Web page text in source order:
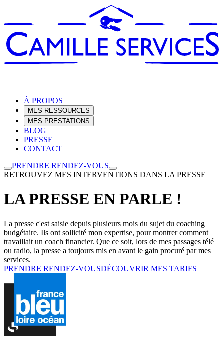
À PROPOS
MES RESSOURCES
MES PRESTATIONS
BLOG
PRESSE
CONTACT
PRENDRE RENDEZ-VOUS
RETROUVEZ MES INTERVENTIONS DANS LA PRESSE
LA PRESSE EN PARLE !
La presse c'est saisie depuis plusieurs mois du sujet du coaching
budgétaire. Ils ont sollicité mon expertise, pour montrer comment
travaillait un coach financier. Que ce soit, lors de mes passages télé
ou radio, la presse a toujours mis en avant le gain procuré par mes
services.
PRENDRE RENDEZ-VOUSDÉCOUVRIR MES TARIFS